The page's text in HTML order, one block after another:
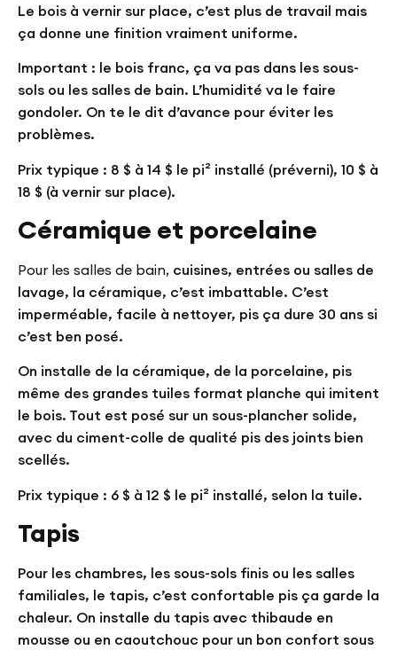
Le bois à vernir sur place, c’est plus de travail mais
ça donne une finition vraiment uniforme.
Important : le bois franc, ça va pas dans les sous-
sols ou les salles de bain. L’humidité va le faire
gondoler. On te le dit d’avance pour éviter les
problèmes.
Prix typique : 8 $ à 14 $ le pi² installé (préverni), 10 $ à
18 $ (à vernir sur place).
Céramique et porcelaine
Pour les salles de bain, cuisines, entrées ou salles de
lavage, la céramique, c’est imbattable. C’est
imperméable, facile à nettoyer, pis ça dure 30 ans si
c’est ben posé.
On installe de la céramique, de la porcelaine, pis
même des grandes tuiles format planche qui imitent
le bois. Tout est posé sur un sous-plancher solide,
avec du ciment-colle de qualité pis des joints bien
scellés.
Prix typique : 6 $ à 12 $ le pi² installé, selon la tuile.
Tapis
Pour les chambres, les sous-sols finis ou les salles
familiales, le tapis, c’est confortable pis ça garde la
chaleur. On installe du tapis avec thibaude en
mousse ou en caoutchouc pour un bon confort sous